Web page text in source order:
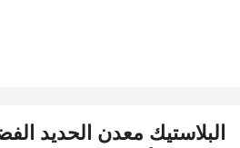
البلاستيك معدن الحديد